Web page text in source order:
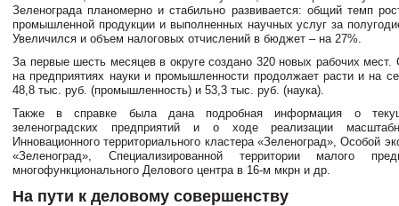
Зеленограда планомерно и стабильно развивается: общий темп
промышленной продукции и выполненных научных услуг за
Увеличился и объем налоговых отчислений в бюджет – на 27%.
За первые шесть месяцев в округе создано 320 новых рабочих мест.
на предприятиях науки и промышленности продолжает расти и на
48,8 тыс. руб. (промышленность) и 53,3 тыс. руб. (наука).
Также в справке была дана подробная информация о
зеленоградских предприятий и о ходе реализации
Инновационного территориального кластера «Зеленоград», Особой
«Зеленоград», Специализированной территории малого
многофункционального Делового центра в 16-м мкрн и др.
На пути к деловому совершенству